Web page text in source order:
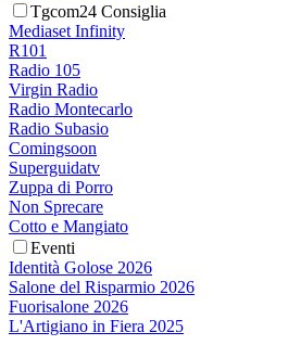
Tgcom24 Consiglia
Mediaset Infinity
R101
Radio 105
Virgin Radio
Radio Montecarlo
Radio Subasio
Comingsoon
Superguidatv
Zuppa di Porro
Non Sprecare
Cotto e Mangiato
Eventi
Identità Golose 2026
Salone del Risparmio 2026
Fuorisalone 2026
L'Artigiano in Fiera 2025